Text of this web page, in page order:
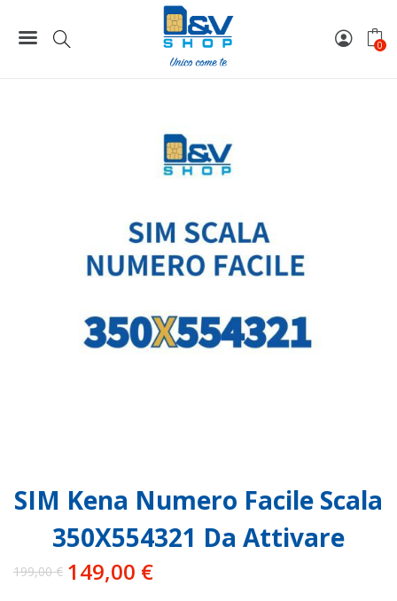
0
SIM Kena Numero Facile Scala 350X554321 Da Attivare
SIM Kena Numero Facile Scala
350X554321 Da Attivare
199,00€
Il 149,00 €
Il